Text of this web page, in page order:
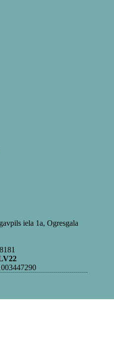
iela 1a, Ogresgala